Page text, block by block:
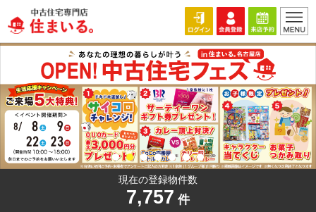
現在の登録物件数
7,757 件